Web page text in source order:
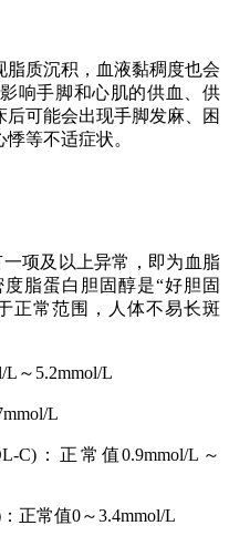
质沉积，血液黏稠度也会
响手脚和心肌的供血、供
可能会出现手脚发麻、困
等不适症状。
项及以上异常，即为血脂
脂蛋白胆固醇是“好胆固
正常范围，人体不易长斑
～5.2mmol/L
L
：正常值0.9mmol/L～
常值0～3.4mmol/L